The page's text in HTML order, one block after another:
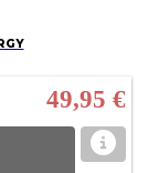
49,95 €